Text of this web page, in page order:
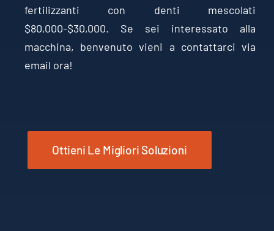
fertilizzanti con denti mescolati
$80,000-$30,000. Se sei interessato alla
macchina, benvenuto vieni a contattarci via
email ora!
Ottieni Le Migliori Soluzioni